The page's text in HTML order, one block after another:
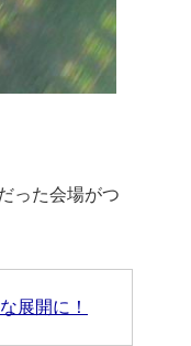
った会場がつ
展開に！